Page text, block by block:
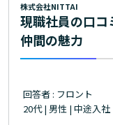
株式会社NITTAI
現職社員の口コ
仲間の魅力
回答者 : フロント
20代 | 男性 | 中途入